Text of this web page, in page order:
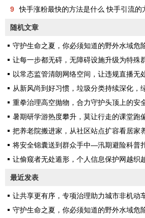
9
快手涨粉最快的方法是什么 快手引流的
随机文章
守护生命之夏，你必须知道的野外水域危
让每一步都无碍，无障碍设施升级为特殊
以常态监管清朗网络空间，让违规直播无
从新风尚到好习惯，垃圾分类持续深化，
重拳治理高空抛物，合力守护头顶上的安
暑期研学游热度攀升，莫让行走的课堂跑
把养老院搬进家，从社区站点扩容看居家
将安全锦囊送到群众手中—汛期避险科普
让偷窥者无处遁形，个人信息保护网越织越
最近发表
让共享更有序，专项治理助力城市非机动
守护生命之夏，你必须知道的野外水域危